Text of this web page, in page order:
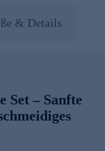
& Details
Set – Sanfte